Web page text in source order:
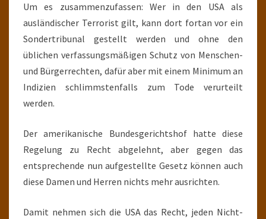
Um es zusammenzufassen: Wer in den USA als
ausländischer Terrorist gilt, kann dort fortan vor ein
Sondertribunal gestellt werden und ohne den
üblichen verfassungsmäßigen Schutz von Menschen-
und Bürgerrechten, dafür aber mit einem Minimum an
Indizien schlimmstenfalls zum Tode verurteilt
werden.
Der amerikanische Bundesgerichtshof hatte diese
Regelung zu Recht abgelehnt, aber gegen das
entsprechende nun aufgestellte Gesetz können auch
diese Damen und Herren nichts mehr ausrichten.
Damit nehmen sich die USA das Recht, jeden Nicht-